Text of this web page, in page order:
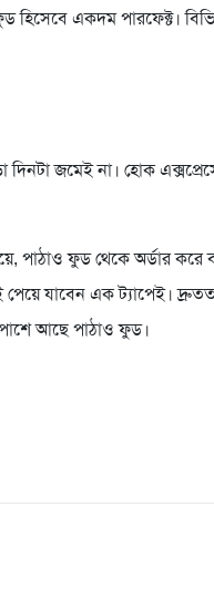
হিসেবে একদম পারফেক্ট।
দিনটা জমেই না। হোক
পাঠাও ফুড থেকে অর্ডার
যাবেন এক ট্যাপেই।
আছে পাঠাও ফুড।